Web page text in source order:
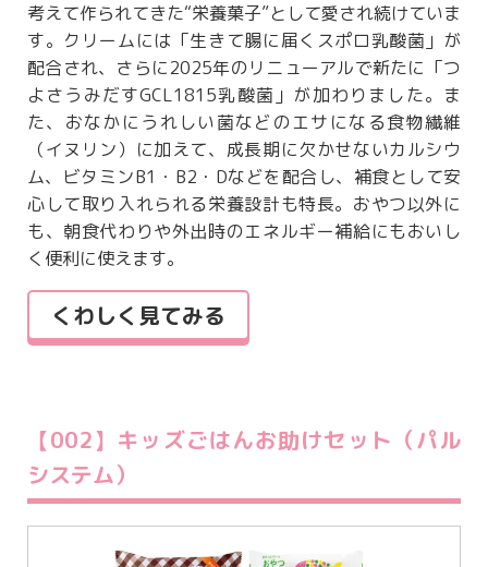
考えて作られてきた“栄養菓子”として愛され続けていま
す。クリームには「生きて腸に届くスポロ乳酸菌」が
配合され、さらに2025年のリニューアルで新たに「つ
よさうみだすGCL1815乳酸菌」が加わりました。ま
た、おなかにうれしい菌などのエサになる食物繊維
（イヌリン）に加えて、成長期に欠かせないカルシウ
ム、ビタミンB1・B2・Dなどを配合し、補食として安
心して取り入れられる栄養設計も特長。おやつ以外に
も、朝食代わりや外出時のエネルギー補給にもおいし
く便利に使えます。
くわしく見てみる
【002】キッズごはんお助けセット（パル
システム）